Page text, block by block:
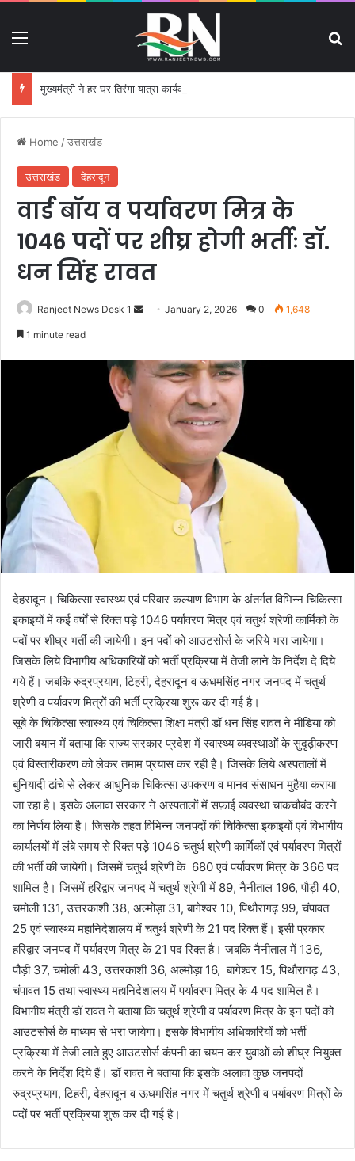
मुख्यमंत्री ने हर घर तिरंगा यात्रा कार्यक्रम में किया प्रतिभाग
Home /उत्तराखंड
उत्तराखंड देहरादून
वार्ड बॉय व पर्यावरण मित्र के
1046 पदों पर शीघ्र होगी भर्तीः डॉ.
धन सिंह रावत
Ranjeet News Desk 1
e
January 2, 2026 0 1,648
1 minute read
देहरादून। चिकित्सा स्वास्थ्य एवं परिवार कल्याण विभाग के अंतर्गत विभिन्न चिकित्सा
इकाइयों में कई वर्षों से रिक्त पड़े 1046 पर्यावरण मित्र एवं चतुर्थ श्रेणी कार्मिकों के
पदों पर शीघ्र भर्ती की जायेगी। इन पदों को आउटसोर्स के जरिये भरा जायेगा।
जिसके लिये विभागीय अधिकारियों को भर्ती प्रक्रिया में तेजी लाने के निर्देश दे दिये
गये हैं। जबकि रुद्रप्रयाग, टिहरी, देहरादून व ऊधमसिंह नगर जनपद में चतुर्थ
श्रेणी व पर्यावरण मित्रों की भर्ती प्रक्रिया शुरू कर दी गई है।
सूबे के चिकित्सा स्वास्थ्य एवं चिकित्सा शिक्षा मंत्री डॉ धन सिंह रावत ने मीडिया को
जारी बयान में बताया कि राज्य सरकार प्रदेश में स्वास्थ्य व्यवस्थाओं के सुदृढ़ीकरण
एवं विस्तारीकरण को लेकर तमाम प्रयास कर रही है। जिसके लिये अस्पतालों में
बुनियादी ढांचे से लेकर आधुनिक चिकित्सा उपकरण व मानव संसाधन मुहैया कराया
जा रहा है। इसके अलावा सरकार ने अस्पतालों में सफ़ाई व्यवस्था चाकचौबंद करने
का निर्णय लिया है। जिसके तहत विभिन्न जनपदों की चिकित्सा इकाइयों एवं विभागीय
कार्यालयों में लंबे समय से रिक्त पड़े 1046 चतुर्थ श्रेणी कार्मिकों एवं पर्यावरण मित्रों
की भर्ती की जायेगी। जिसमें चतुर्थ श्रेणी के 680 एवं पर्यावरण मित्र के 366 पद
शामिल है। जिसमें हरिद्वार जनपद में चतुर्थ श्रेणी में 89, नैनीताल 196, पौड़ी 40,
चमोली 131, उत्तरकाशी 38, अल्मोड़ा 31, बागेश्वर 10, पिथौरागढ़ 99, चंपावत
25 एवं स्वास्थ्य महानिदेशालय में चतुर्थ श्रेणी के 21 पद रिक्त हैं। इसी प्रकार
हरिद्वार जनपद में पर्यावरण मित्र के 21 पद रिक्त है। जबकि नैनीताल में 136,
पौड़ी 37, चमोली 43, उत्तरकाशी 36, अल्मोड़ा 16, बागेश्वर 15, पिथौरागढ़ 43,
चंपावत 15 तथा स्वास्थ्य महानिदेशालय में पर्यावरण मित्र के 4 पद शामिल है।
विभागीय मंत्री डॉ रावत ने बताया कि चतुर्थ श्रेणी व पर्यावरण मित्र के इन पदों को
आउटसोर्स के माध्यम से भरा जायेगा। इसके विभागीय अधिकारियों को भर्ती
प्रक्रिया में तेजी लाते हुए आउटसोर्स कंपनी का चयन कर युवाओं को शीघ्र नियुक्त
करने के निर्देश दिये हैं। डॉ रावत ने बताया कि इसके अलावा कुछ जनपदों
रुद्रप्रयाग, टिहरी, देहरादून व ऊधमसिंह नगर में चतुर्थ श्रेणी व पर्यावरण मित्रों के
पदों पर भर्ती प्रक्रिया शुरू कर दी गई है।